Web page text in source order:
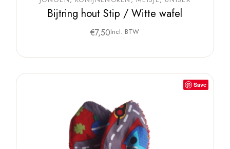
Bijtring hout Stip / Witte wafel
€7,50Incl. BTW
Save